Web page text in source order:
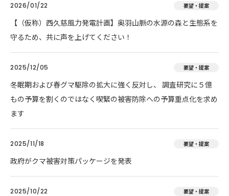
2026/01/22 要望・提案
【（仮称）西久慈風力発電計画】奥羽山脈の水源の森と生態系を
守るため、共に声を上げてください！
2025/12/05 要望・提案
冬眠期および春グマ駆除の拡大に強く反対し、 調査研究に５億
もの予算を割くのではなく喫緊の被害防除への予算重点化を求め
ます
2025/11/18 要望・提案
政府がクマ被害対策パッケージを発表
2025/10/22 要望・提案